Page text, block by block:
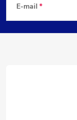
p
E-mail